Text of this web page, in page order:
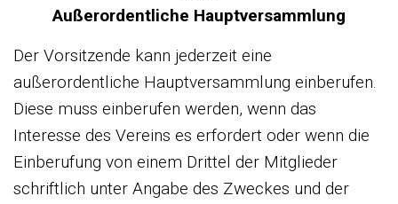
Außerordentliche Hauptversammlung
Der Vorsitzende kann jederzeit eine
außerordentliche Hauptversammlung einberufen.
Diese muss einberufen werden, wenn das
Interesse des Vereins es erfordert oder wenn die
Einberufung von einem Drittel der Mitglieder
schriftlich unter Angabe des Zweckes und der